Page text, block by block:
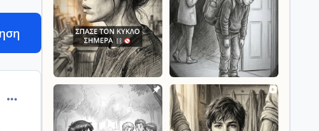
comment_991476